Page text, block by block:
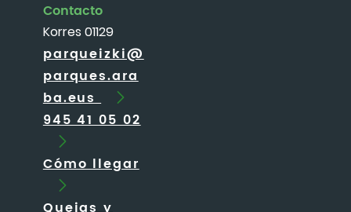
Contacto
Korres 01129
parqueizki@
parques.ara
ba.eus
945 41 05 02
Cómo llegar